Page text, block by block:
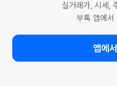
실거래가, 시세,
부톡 앱에서
앱에